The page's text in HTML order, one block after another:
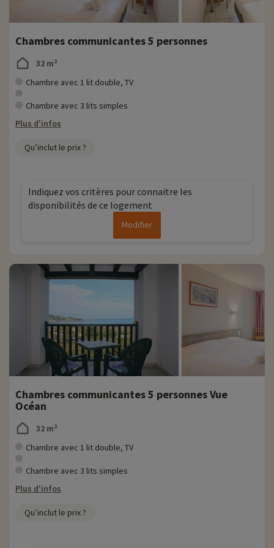
Chambres communicantes 5 personnes
32 m²
Chambre avec 1 lit double, TV
Chambre avec 3 lits simples
Plus d'infos
Qu’inclut le prix ?
Indiquez vos critères pour connaitre les
disponibilités de ce logement
Modifier
Chambres communicantes 5 personnes Vue
Océan
32 m²
Chambre avec 1 lit double, TV
Chambre avec 3 lits simples
Plus d'infos
Qu’inclut le prix ?